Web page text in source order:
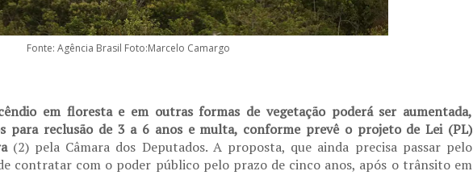
Fonte: Agência Brasil Foto:Marcelo Camargo
em floresta e em outras formas de vegetação poderá ser aumentada,
para reclusão de 3 a 6 anos e multa, conforme prevê o projeto de Lei (PL)
(2) pela Câmara dos Deputados. A proposta, que ainda precisa passar pelo
contratar com o poder público pelo prazo de cinco anos, após o trânsito em